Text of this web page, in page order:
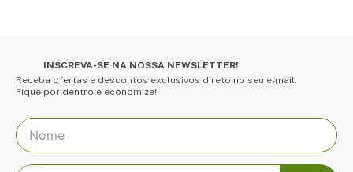
INSCREVA-SE NA NOSSA NEWSLETTER!
Receba ofertas e descontos exclusivos direto no seu e-mail.
Fique por dentro e economize!